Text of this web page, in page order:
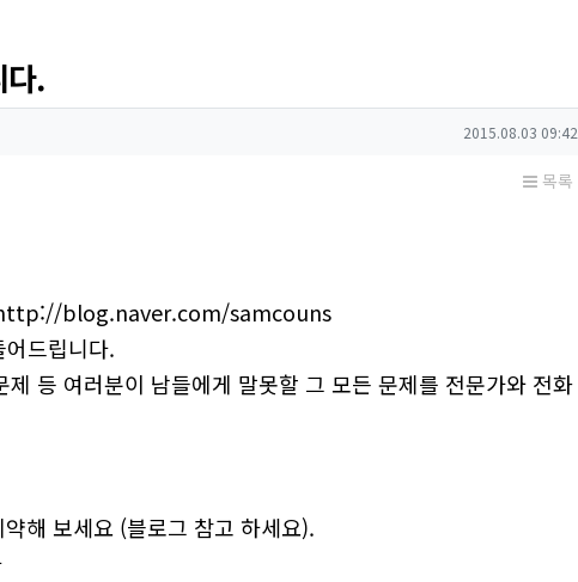
다.
작성일
2015.08.03 09:42
목록
blog.naver.com/samcouns
드립니다.
등 여러분이 남들에게 말못할 그 모든 문제를 전문가와 전화
해 보세요 (블로그 참고 하세요).